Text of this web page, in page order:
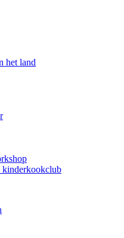
het land
kinderkookclub